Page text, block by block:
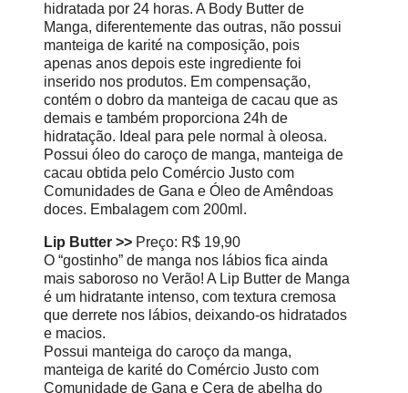
hidratada por 24 horas. A Body Butter de
Manga, diferentemente das outras, não possui
manteiga de karité na composição, pois
apenas anos depois este ingrediente foi
inserido nos produtos. Em compensação,
contém o dobro da manteiga de cacau que as
demais e também proporciona 24h de
hidratação. Ideal para pele normal à oleosa.
Possui óleo do caroço de manga, manteiga de
cacau obtida pelo Comércio Justo com
Comunidades de Gana e Óleo de Amêndoas
doces. Embalagem com 200ml.
Lip Butter >>Preço: R$ 19,90
O “gostinho” de manga nos lábios fica ainda
mais saboroso no Verão! A Lip Butter de Manga
é um hidratante intenso, com textura cremosa
que derrete nos lábios, deixando-os hidratados
e macios.
Possui manteiga do caroço da manga,
manteiga de karité do Comércio Justo com
Comunidade de Gana e Cera de abelha do